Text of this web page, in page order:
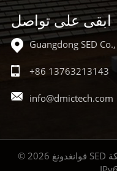
ابقى على تواصل
Guangdong SED
+86 13763213143
info@dmictech.com
© 2026 قوانغدونغ SED المحدودة كل الحقوق محفوظة. | شبكة